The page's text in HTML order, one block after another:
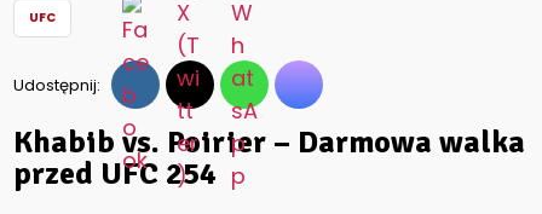
UFC
Udostępnij:
Khabib vs. Poirier – Darmowa walka
przed UFC 254